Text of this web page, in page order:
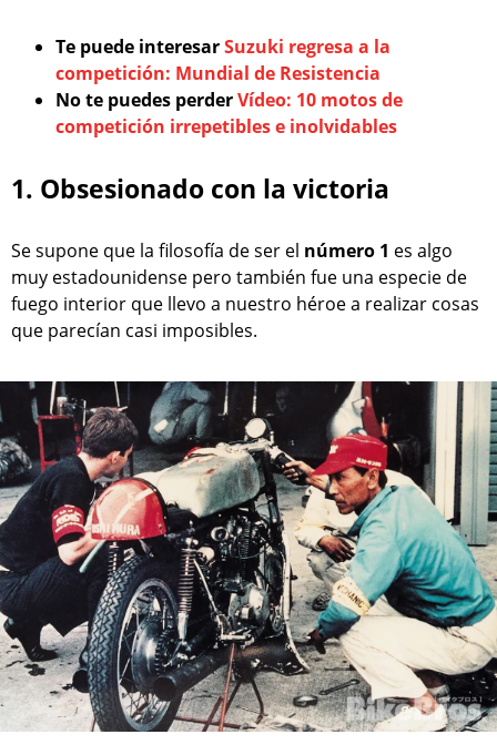
Te puede interesarSuzuki regresa a la
competición: Mundial de Resistencia
No te puedes perderVídeo: 10 motos de
competición irrepetibles e inolvidables
1. Obsesionado con la victoria
Se supone que la filosofía de ser el número 1 es algo
muy estadounidense pero también fue una especie de
fuego interior que llevo a nuestro héroe a realizar cosas
que parecían casi imposibles.